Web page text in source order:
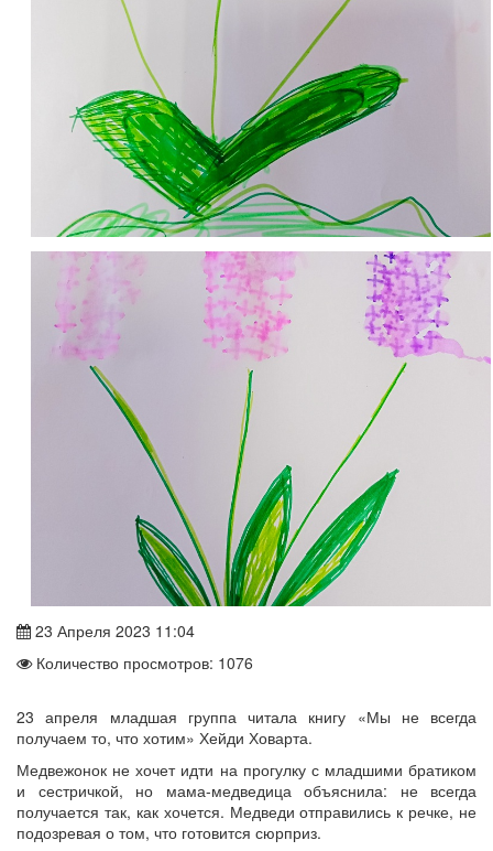
23 Апреля 2023 11:04
Количество просмотров: 1076
23 апреля младшая группа читала книгу «Мы не всегда
получаем то, что хотим» Хейди Ховарта.
Медвежонок не хочет идти на прогулку с младшими братиком
и сестричкой, но мама-медведица объяснила: не всегда
получается так, как хочется. Медведи отправились к речке, не
подозревая о том, что готовится сюрприз.